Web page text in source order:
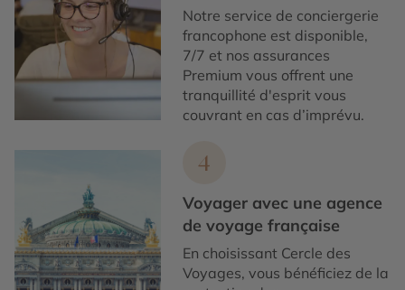
Notre service de conciergerie
francophone est disponible,
7/7 et nos assurances
Premium vous offrent une
tranquillité d'esprit vous
couvrant en cas d’imprévu.
4
Voyager avec une agence
de voyage française
En choisissant Cercle des
Voyages, vous bénéficiez de la